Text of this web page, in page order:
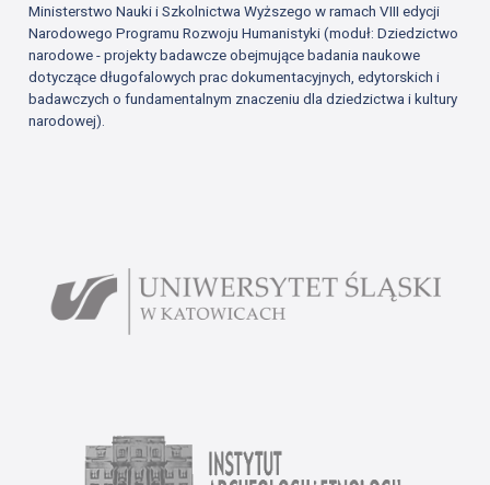
Ministerstwo Nauki i Szkolnictwa Wyższego w ramach VIII edycji
Narodowego Programu Rozwoju Humanistyki (moduł: Dziedzictwo
narodowe - projekty badawcze obejmujące badania naukowe
dotyczące długofalowych prac dokumentacyjnych, edytorskich i
badawczych o fundamentalnym znaczeniu dla dziedzictwa i kultury
narodowej).